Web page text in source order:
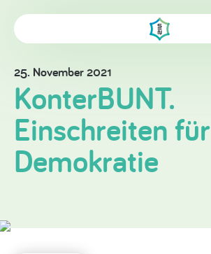
25. November 2021
KonterBUNT.
Einschreiten für
Demokratie